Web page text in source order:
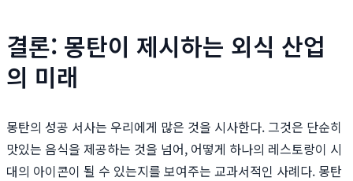
결론: 몽탄이 제시하는 외식 산업
의 미래
몽탄의 성공 서사는 우리에게 많은 것을 시사한다. 그것은 단순히
맛있는 음식을 제공하는 것을 넘어, 어떻게 하나의 레스토랑이 시
대의 아이콘이 될 수 있는지를 보여주는 교과서적인 사례다. 몽탄